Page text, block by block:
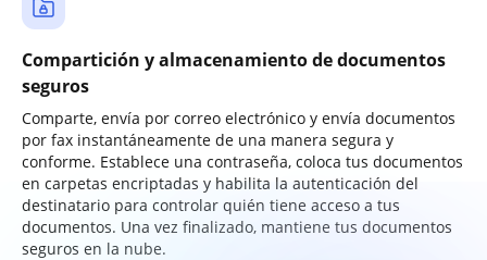
Compartición y almacenamiento de documentos
seguros
Comparte, envía por correo electrónico y envía documentos
por fax instantáneamente de una manera segura y
conforme. Establece una contraseña, coloca tus documentos
en carpetas encriptadas y habilita la autenticación del
destinatario para controlar quién tiene acceso a tus
documentos. Una vez finalizado, mantiene tus documentos
seguros en la nube.